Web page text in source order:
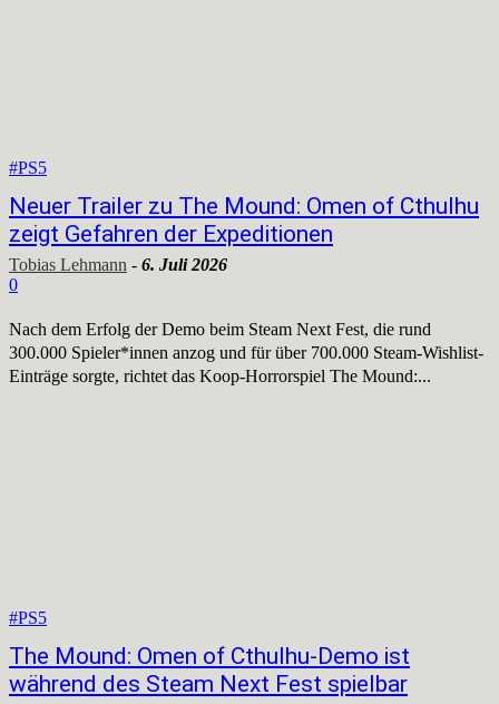
#PS5
Neuer Trailer zu The Mound: Omen of Cthulhu
zeigt Gefahren der Expeditionen
Tobias Lehmann - 6. Juli 2026
0
Nach dem Erfolg der Demo beim Steam Next Fest, die rund
300.000 Spieler*innen anzog und für über 700.000 Steam-Wishlist-
Einträge sorgte, richtet das Koop-Horrorspiel The Mound:...
#PS5
The Mound: Omen of Cthulhu-Demo ist
während des Steam Next Fest spielbar